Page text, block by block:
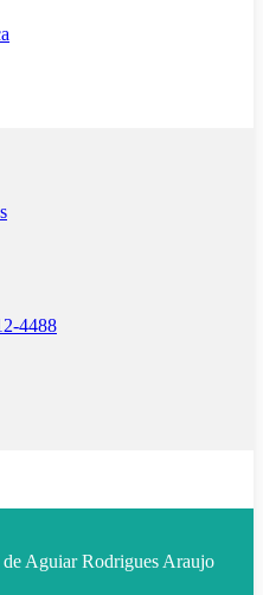
4488
Aguiar Rodrigues Araujo